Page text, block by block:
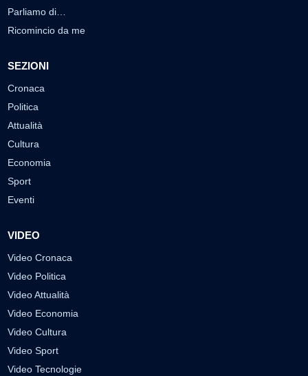
Parliamo di…
Ricomincio da me
SEZIONI
Cronaca
Politica
Attualità
Cultura
Economia
Sport
Eventi
VIDEO
Video Cronaca
Video Politica
Video Attualità
Video Economia
Video Cultura
Video Sport
Video Tecnologie